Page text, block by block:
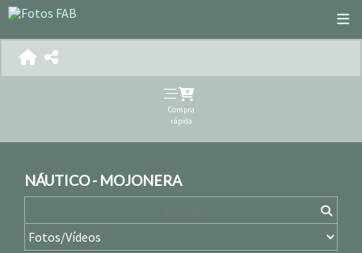
Compra
rápida
NÁUTICO - MOJONERA